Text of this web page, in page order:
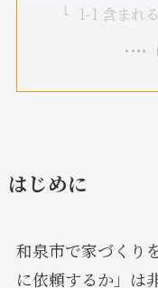
1-1 含まれ
はじめに
和泉市で家づくり
に依頼するか」は